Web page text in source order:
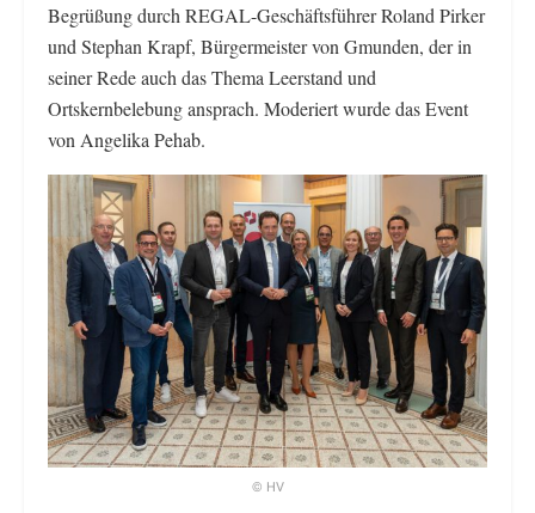
Begrüßung durch REGAL-Geschäftsführer Roland Pirker
und Stephan Krapf, Bürgermeister von Gmunden, der in
seiner Rede auch das Thema Leerstand und
Ortskernbelebung ansprach. Moderiert wurde das Event
von Angelika Pehab.
© HV